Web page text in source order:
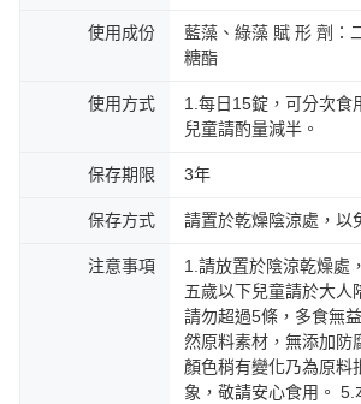
使用成份
藍藻、綠藻 賦 形 劑：
糖酯
使用方式
1.每日15錠，可分次食
兒童請酌量減半。
保存期限 3年
保存方式 請置於乾燥陰涼處，以
注意事項
1.請放置於陰涼乾燥處
五歲以下兒童請於大人
請勿超過5條，多食無
然原料素材，無添加防
顏色稍有變化乃為原料
象，敬請安心食用。